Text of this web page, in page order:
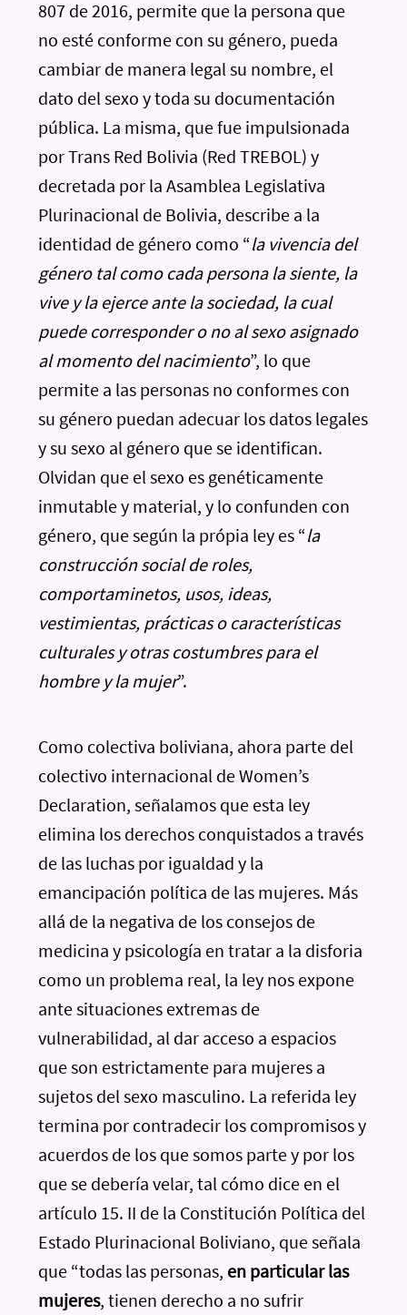
807 de 2016, permite que la persona que
no esté conforme con su género, pueda
cambiar de manera legal su nombre, el
dato del sexo y toda su documentación
pública. La misma, que fue impulsionada
por Trans Red Bolivia (Red TREBOL) y
decretada por la Asamblea Legislativa
Plurinacional de Bolivia, describe a la
identidad de género como “la vivencia del
género tal como cada persona la siente, la
vive y la ejerce ante la sociedad, la cual
puede corresponder o no al sexo asignado
al momento del nacimiento”, lo que
permite a las personas no conformes con
su género puedan adecuar los datos legales
y su sexo al género que se identifican.
Olvidan que el sexo es genéticamente
inmutable y material, y lo confunden con
género, que según la própia ley es “la
construcción social de roles,
comportaminetos, usos, ideas,
vestimientas, prácticas o características
culturales y otras costumbres para el
hombre y la mujer”.
Como colectiva boliviana, ahora parte del
colectivo internacional de Women’s
Declaration, señalamos que esta ley
elimina los derechos conquistados a través
de las luchas por igualdad y la
emancipación política de las mujeres. Más
allá de la negativa de los consejos de
medicina y psicología en tratar a la disforia
como un problema real, la ley nos expone
ante situaciones extremas de
vulnerabilidad, al dar acceso a espacios
que son estrictamente para mujeres a
sujetos del sexo masculino. La referida ley
termina por contradecir los compromisos y
acuerdos de los que somos parte y por los
que se debería velar, tal cómo dice en el
artículo 15. II de la Constitución Política del
Estado Plurinacional Boliviano, que señala
que “todas las personas, en particular las
mujeres, tienen derecho a no sufrir